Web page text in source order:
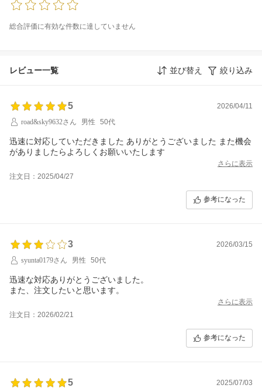
総合評価に有効な件数に達していません
レビュー一覧 並び替え 絞り込み
5
2026/04/11
road&sky9632さん
男性 50代
迅速に対応していただきました ありがとうございました また機会
がありましたらよろしくお願いいたします
さらに表示
注文日：2025/04/27
参考になった
3
2026/03/15
syunta0179さん
男性 50代
迅速な対応ありがとうございました。
また、注文したいと思います。
さらに表示
注文日：2026/02/21
参考になった
5
2025/07/03